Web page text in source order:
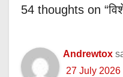
54 thoughts on
Andrewtox
27 July 2026